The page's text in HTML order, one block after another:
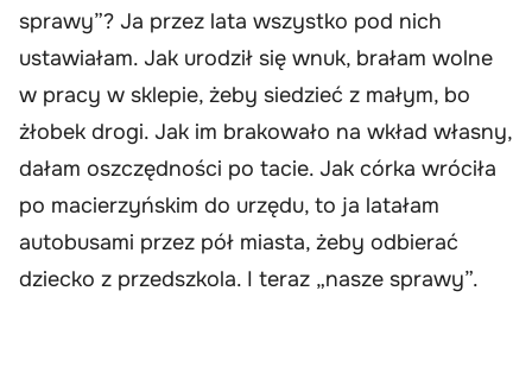
sprawy”? Ja przez lata wszystko pod nich
ustawiałam. Jak urodził się wnuk, brałam wolne
w pracy w sklepie, żeby siedzieć z małym, bo
żłobek drogi. Jak im brakowało na wkład własny,
dałam oszczędności po tacie. Jak córka wróciła
po macierzyńskim do urzędu, to ja latałam
autobusami przez pół miasta, żeby odbierać
dziecko z przedszkola. I teraz „nasze sprawy”.